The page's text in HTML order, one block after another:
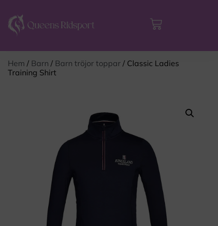
Hem / Barn / Barn tröjor toppar / Classic Ladies
Training Shirt